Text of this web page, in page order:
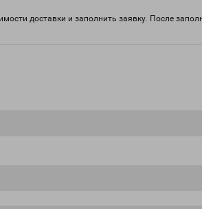
доставки и заполнить заявку. После